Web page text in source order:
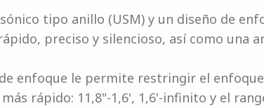
tipo anillo (USM) y un diseño de
preciso y silencioso, así como una
enfoque le permite restringir el
rápido: 11,8"-1,6', 1,6'-infinito y el